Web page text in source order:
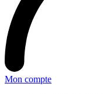
Mon compte